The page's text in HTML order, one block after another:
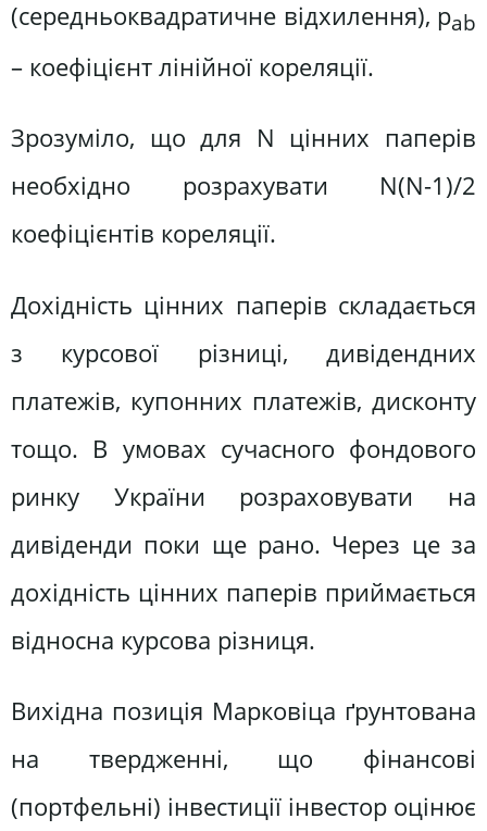
(середньоквадратичне відхилення), pab
– коефіцієнт лінійної кореляції.
Зрозуміло, що для N цінних паперів
необхідно розрахувати N(N-1)/2
коефіцієнтів кореляції.
Дохідність цінних паперів складається
з курсової різниці, дивідендних
платежів, купонних платежів, дисконту
тощо. В умовах сучасного фондового
ринку України розраховувати на
дивіденди поки ще рано. Через це за
дохідність цінних паперів приймається
відносна курсова різниця.
Вихідна позиція Марковіца ґрунтована
на твердженні, що фінансові
(портфельні) інвестиції інвестор оцінює